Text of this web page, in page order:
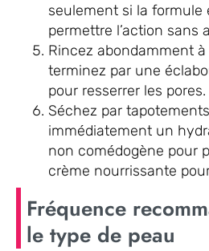
seulement si la formule
permettre l’action sans
Rincez abondamment à
terminez par une
pour resserrer les pores.
Séchez par
immédiatement un
non comédogène pour
crème nourrissante
Fréquence
le type de peau